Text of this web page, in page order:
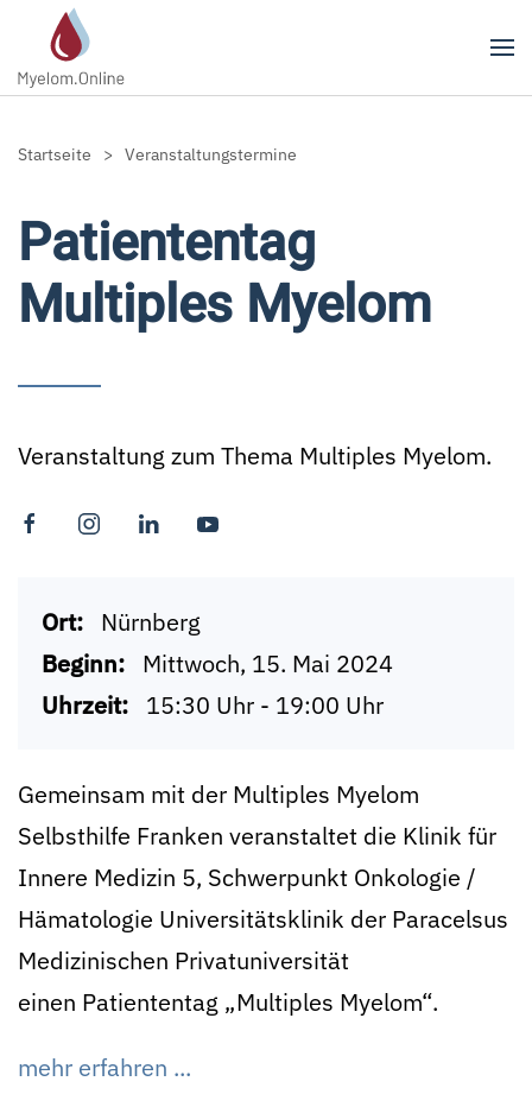
Zum Hauptinhalt springen
Startseite Veranstaltungstermine
Patiententag
Multiples Myelom
Veranstaltung zum Thema Multiples Myelom.
Ort: Nürnberg
Beginn: Mittwoch, 15. Mai 2024
Uhrzeit: 15:30 Uhr - 19:00 Uhr
Gemeinsam mit der Multiples Myelom
Selbsthilfe Franken veranstaltet die Klinik für
Innere Medizin 5, Schwerpunkt Onkologie /
Hämatologie Universitätsklinik der Paracelsus
Medizinischen Privatuniversität
einen Patiententag „Multiples Myelom“.
mehr erfahren ...